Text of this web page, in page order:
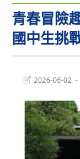
青春冒險
國中生挑
Post2026-06-02